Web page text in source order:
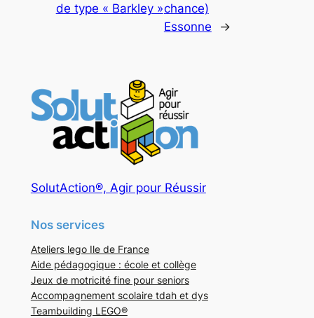
de type « Barkley »chance)
Essonne
→
SolutAction®, Agir pour Réussir
Nos services
Ateliers lego Ile de France
Aide pédagogique : école et collège
Jeux de motricité fine pour seniors
Accompagnement scolaire tdah et dys
Teambuilding LEGO®